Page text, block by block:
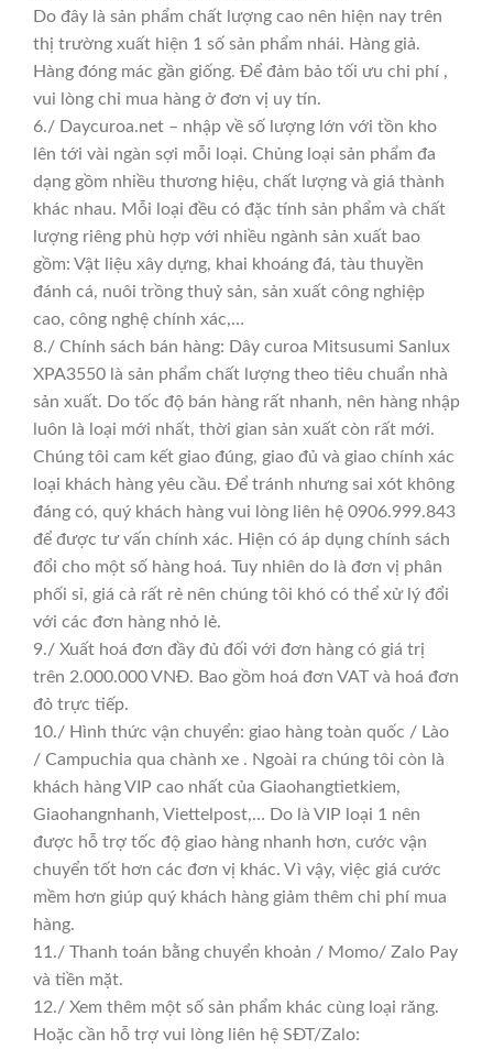
Do đây là sản phẩm chất lượng cao nên hiện nay trên
thị trường xuất hiện 1 số sản phẩm nhái. Hàng giả.
Hàng đóng mác gần giống. Để đảm bảo tối ưu chi phí ,
vui lòng chỉ mua hàng ở đơn vị uy tín.
6./ Daycuroa.net – nhập về số lượng lớn với tồn kho
lên tới vài ngàn sợi mỗi loại. Chủng loại sản phẩm đa
dạng gồm nhiều thương hiệu, chất lượng và giá thành
khác nhau. Mỗi loại đều có đặc tính sản phẩm và chất
lượng riêng phù hợp với nhiều ngành sản xuất bao
gồm: Vật liệu xây dựng, khai khoáng đá, tàu thuyền
đánh cá, nuôi trồng thuỷ sản, sản xuất công nghiệp
cao, công nghệ chính xác,…
8./ Chính sách bán hàng: Dây curoa Mitsusumi Sanlux
XPA3550 là sản phẩm chất lượng theo tiêu chuẩn nhà
sản xuất. Do tốc độ bán hàng rất nhanh, nên hàng nhập
luôn là loại mới nhất, thời gian sản xuất còn rất mới.
Chúng tôi cam kết giao đúng, giao đủ và giao chính xác
loại khách hàng yêu cầu. Để tránh nhưng sai xót không
đáng có, quý khách hàng vui lòng liên hệ 0906.999.843
để được tư vấn chính xác. Hiện có áp dụng chính sách
đổi cho một số hàng hoá. Tuy nhiên do là đơn vị phân
phối sỉ, giá cả rất rẻ nên chúng tôi khó có thể xử lý đổi
với các đơn hàng nhỏ lẻ.
9./ Xuất hoá đơn đầy đủ đối với đơn hàng có giá trị
trên 2.000.000 VNĐ. Bao gồm hoá đơn VAT và hoá đơn
đỏ trực tiếp.
10./ Hình thức vận chuyển: giao hàng toàn quốc / Lào
/ Campuchia qua chành xe . Ngoài ra chúng tôi còn là
khách hàng VIP cao nhất của Giaohangtietkiem,
Giaohangnhanh, Viettelpost,… Do là VIP loại 1 nên
được hỗ trợ tốc độ giao hàng nhanh hơn, cước vận
chuyển tốt hơn các đơn vị khác. Vì vậy, việc giá cước
mềm hơn giúp quý khách hàng giảm thêm chi phí mua
hàng.
11./ Thanh toán bằng chuyển khoản / Momo/ Zalo Pay
và tiền mặt.
12./ Xem thêm một số sản phẩm khác cùng loại răng.
Hoặc cần hỗ trợ vui lòng liên hệ SĐT/Zalo: